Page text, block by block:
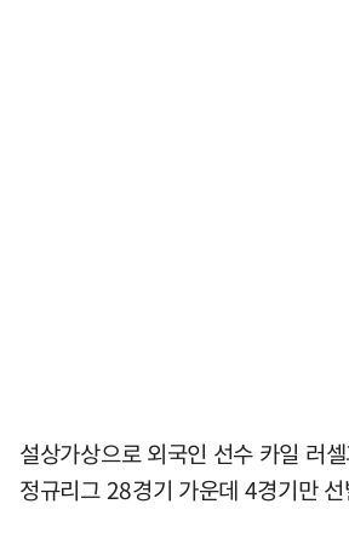
설상가상으로 외국인 선수 카일 러
정규리그 28경기 가운데 4경기만